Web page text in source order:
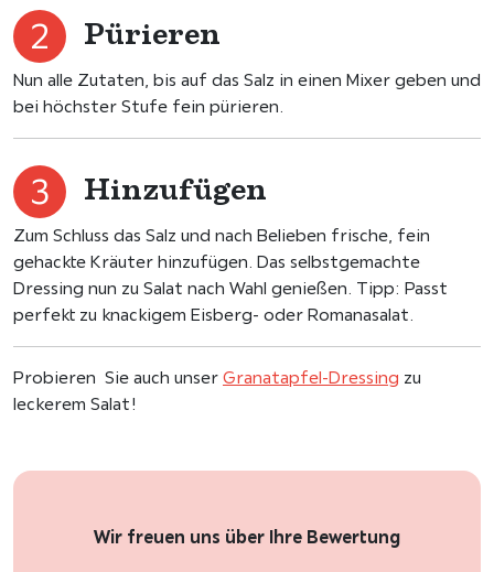
Pürieren
Nun alle Zutaten, bis auf das Salz in einen Mixer geben und
bei höchster Stufe fein pürieren.
Hinzufügen
Zum Schluss das Salz und nach Belieben frische, fein
gehackte Kräuter hinzufügen. Das selbstgemachte
Dressing nun zu Salat nach Wahl genießen. Tipp: Passt
perfekt zu knackigem Eisberg- oder Romanasalat.
Probieren Sie auch unser Granatapfel-Dressing zu
leckerem Salat!
Wir freuen uns über Ihre Bewertung